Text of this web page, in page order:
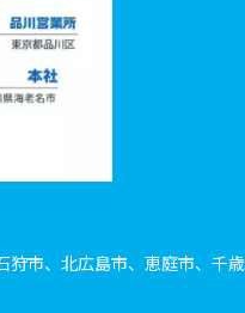
市、北広島市、恵庭市、千歳